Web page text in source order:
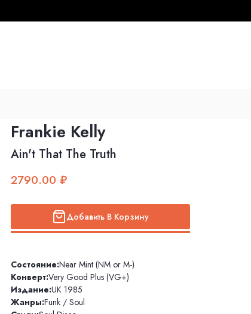
Frankie Kelly
Ain't That The Truth
2790.00 ₽
Добавить В Корзину
Состояние:Near Mint (NM or M-)
Конверт:Very Good Plus (VG+)
Издание:UK 1985
Жанры:Funk / Soul